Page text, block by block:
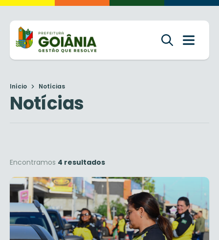
Início Notícias
Notícias
Encontramos 4 resultados